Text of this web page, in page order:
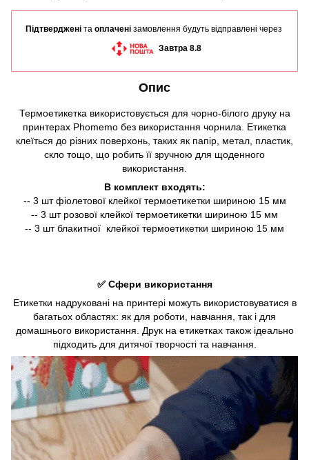
Підтверджені та оплаченізамовлення будуть відправлені через
Завтра 8.8
Опис
Термоетикетка використовується для чорно-білого друку на
принтерах Phomemo без використання чорнила. Етикетка
клеїться до різних поверхонь, таких як папір, метал, пластик,
скло тощо, що робить її зручною для щоденного
використання.
В комплект входять:
-- 3 шт фіолетової клейкої термоетикетки шириною 15 мм
-- 3 шт розової клейкої термоетикетки шириною 15 мм
-- 3 шт блакитної клейкої термоетикетки шириною 15 мм
✅ Cфери використання
Етикетки надруковані на принтері можуть використовуватися в
багатьох областях: як для роботи, навчання, так і для
домашнього використання. Друк на етикетках також ідеально
підходить для дитячої творчості та навчання.